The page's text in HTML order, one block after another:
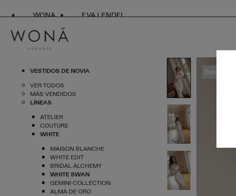
WONA EVA LENDEL
VESTIDOS DE NOVIA
VER TODOS
MÁS VENDIDOS
LÍNEAS
ATELIER
COUTURE
WHITE
MAISON BLANCHE
WHITE EDIT
BRIDAL ALCHEMY
WHITE SWAN
GEMINI COLLECTION
ALMA DE ORO
Bestseller